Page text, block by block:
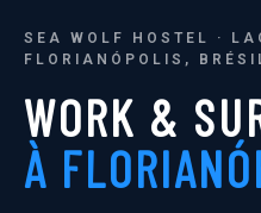
SEA WOLF HOSTEL ·
FLORIANÓPOLIS,
WORK &
À